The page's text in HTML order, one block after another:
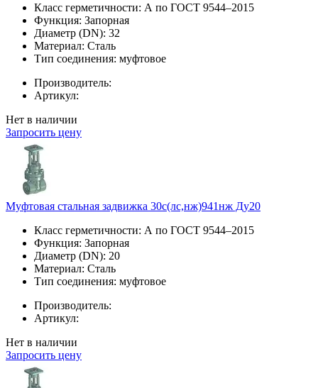
Класс герметичности: А по ГОСТ 9544–2015
Функция: Запорная
Диаметр (DN): 32
Материал: Сталь
Тип соединения: муфтовое
Производитель:
Артикул:
Нет в наличии
Запросить цену
Муфтовая стальная задвижка 30с(лс,нж)941нж Ду20
Класс герметичности: А по ГОСТ 9544–2015
Функция: Запорная
Диаметр (DN): 20
Материал: Сталь
Тип соединения: муфтовое
Производитель:
Артикул:
Нет в наличии
Запросить цену